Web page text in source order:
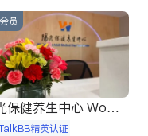
员
保健养生中心 World
精英认证